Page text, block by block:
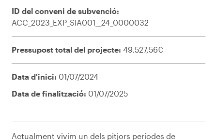
ID del conveni de subvenció:
ACC_2023_EXP_SIA001__24_0000032
Pressupost total del projecte: 49.527,56€
Data d'inici: 01/07/2024
Data de finalització: 01/07/2025
Actualment vivim un dels pitjors períodes de